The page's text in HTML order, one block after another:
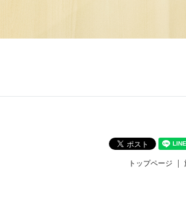
トップページ